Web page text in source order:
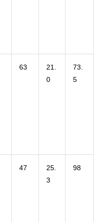
63
21.
0
73.
5
47
25.
3
98